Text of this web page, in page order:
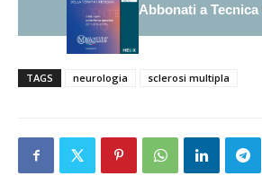
Abbonati a
TAGS neurologia sclerosi multipla